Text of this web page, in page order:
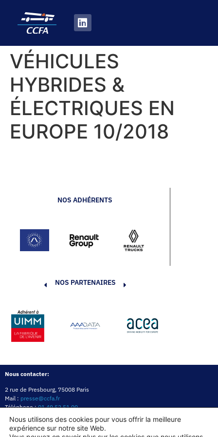
VÉHICULES
HYBRIDES &
ÉLECTRIQUES EN
EUROPE 10/2018
NOS ADHÉRENTS
NOS PARTENAIRES
Nous contacter:
2 rue de Presbourg, 75008 Paris
Mail : presse@ccfa.fr
Téléphone :01 49 52 51 00
Réseau :
LinkedIn
Politique de confidentialitéMentions légalesPolitique des cookies
Nous utilisons des cookies pour vous offrir la meilleure
expérience sur notre site Web.